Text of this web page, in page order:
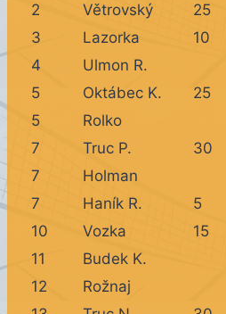
2
Větrovský 25
3
Lazorka 10
4
Ulmon R.
5
Oktábec K. 25
5
Rolko
7
Truc P. 30
7
Holman
7
Haník R. 5
10
Vozka 15
11
Budek K.
12
Rožnaj